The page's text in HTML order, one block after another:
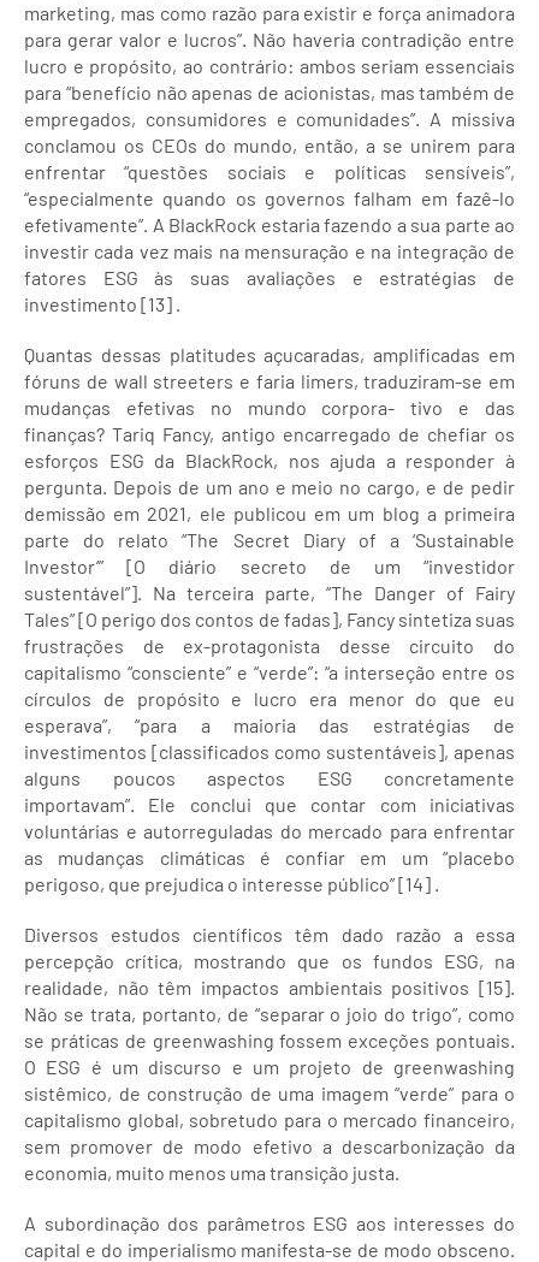
marketing, mas como razão para existir e força animadora
para gerar valor e lucros”. Não haveria contradição entre
lucro e propósito, ao contrário: ambos seriam essenciais
para “benefício não apenas de acionistas, mas também de
empregados, consumidores e comunidades”. A missiva
conclamou os CEOs do mundo, então, a se unirem para
enfrentar “questões sociais e políticas sensíveis”,
“especialmente quando os governos falham em fazê-lo
efetivamente”. A BlackRock estaria fazendo a sua parte ao
investir cada vez mais na mensuração e na integração de
fatores ESG às suas avaliações e estratégias de
investimento [13] .
Quantas dessas platitudes açucaradas, amplificadas em
fóruns de wall streeters e faria limers, traduziram-se em
mudanças efetivas no mundo corpora- tivo e das
finanças? Tariq Fancy, antigo encarregado de chefiar os
esforços ESG da BlackRock, nos ajuda a responder à
pergunta. Depois de um ano e meio no cargo, e de pedir
demissão em 2021, ele publicou em um blog a primeira
parte do relato “The Secret Diary of a ‘Sustainable
Investor’” [O diário secreto de um “investidor
sustentável”]. Na terceira parte, “The Danger of Fairy
Tales” [O perigo dos contos de fadas], Fancy sintetiza suas
frustrações de ex-protagonista desse circuito do
capitalismo “consciente” e “verde”: “a interseção entre os
círculos de propósito e lucro era menor do que eu
esperava”, “para a maioria das estratégias de
investimentos [classificados como sustentáveis], apenas
alguns poucos aspectos ESG concretamente
importavam”. Ele conclui que contar com iniciativas
voluntárias e autorreguladas do mercado para enfrentar
as mudanças climáticas é confiar em um “placebo
perigoso, que prejudica o interesse público” [14] .
Diversos estudos científicos têm dado razão a essa
percepção crítica, mostrando que os fundos ESG, na
realidade, não têm impactos ambientais positivos [15].
Não se trata, portanto, de “separar o joio do trigo”, como
se práticas de greenwashing fossem exceções pontuais.
O ESG é um discurso e um projeto de greenwashing
sistêmico, de construção de uma imagem “verde” para o
capitalismo global, sobretudo para o mercado financeiro,
sem promover de modo efetivo a descarbonização da
economia, muito menos uma transição justa.
A subordinação dos parâmetros ESG aos interesses do
capital e do imperialismo manifesta-se de modo obsceno.